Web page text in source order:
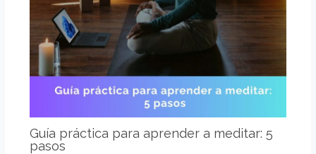
Guía práctica para aprender a meditar: 5
pasos